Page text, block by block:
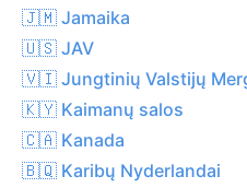
🇯🇲 Jamaika
🇺🇸 JAV
🇻🇮 Jungtinių Valstijų
🇰🇾 Kaimanų salos
🇨🇦 Kanada
🇧🇶 Karibų Nyderlandai